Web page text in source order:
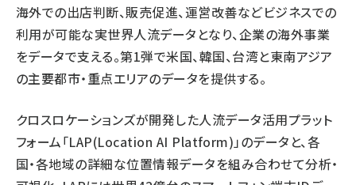
海外での出店判断、販売促進、運営改善などビジネスでの
利用が可能な実世界人流データとなり、企業の海外事業
をデータで支える。第1弾で米国、韓国、台湾と東南アジア
の主要都市・重点エリアのデータを提供する。
クロスロケーションズが開発した人流データ活用プラット
フォーム「LAP(Location AI Platform)」のデータと、各
国・各地域の詳細な位置情報データを組み合わせて分析・